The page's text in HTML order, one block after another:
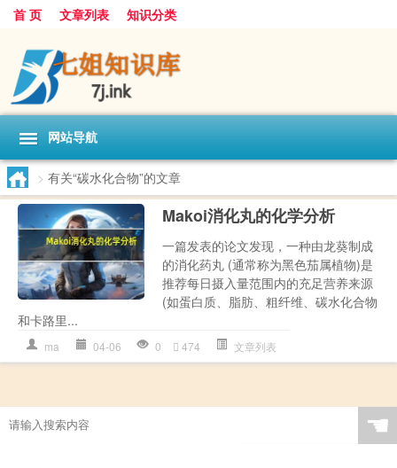
首 页 文章列表 知识分类
网站导航
> 有关“碳水化合物”的文章
Makoi消化丸的化学分析
一篇发表的论文发现，一种由龙葵制成
的消化药丸 (通常称为黑色茄属植物)是
推荐每日摄入量范围内的充足营养来源
(如蛋白质、脂肪、粗纤维、碳水化合物
和卡路里...
ma 04-06 0 474 文章列表
☚